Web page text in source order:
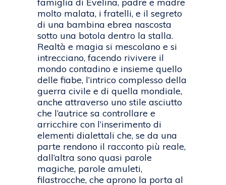
molto malata, i fratelli, e il segreto
di una bambina ebrea nascosta
sotto una botola dentro la stalla.
Realtà e magia si mescolano e si
intrecciano, facendo rivivere il
mondo contadino e insieme quello
delle fiabe, l’intrico complesso della
guerra civile e di quella mondiale,
anche attraverso uno stile asciutto
che l’autrice sa controllare e
arricchire con l’inserimento di
elementi dialettali che, se da una
parte rendono il racconto più reale,
dall’altra sono quasi parole
magiche, parole amuleti,
filastrocche, che aprono la porta al